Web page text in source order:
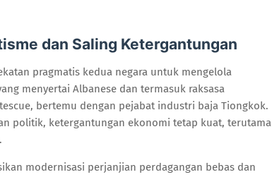
dan Saling Ketergantungan
pragmatis kedua negara untuk mengelola
menyertai Albanese dan termasuk raksasa
bertemu dengan pejabat industri baja Tiongkok.
politik, ketergantungan ekonomi tetap kuat, terutama
modernisasi perjanjian perdagangan bebas dan